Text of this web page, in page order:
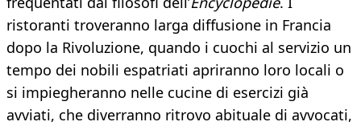
ristoranti troveranno larga diffusione in Francia
dopo la Rivoluzione, quando i cuochi al servizio un
tempo dei nobili espatriati apriranno loro locali o
si impiegheranno nelle cucine di esercizi già
avviati, che diverranno ritrovo abituale di avvocati,